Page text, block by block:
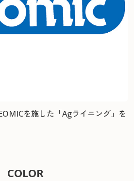
を施した「Agライニング」を
COLOR